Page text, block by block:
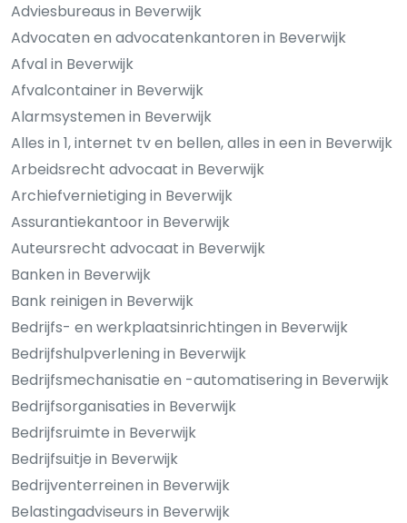
Adviesbureaus in Beverwijk
Advocaten en advocatenkantoren in Beverwijk
Afval in Beverwijk
Afvalcontainer in Beverwijk
Alarmsystemen in Beverwijk
Alles in 1, internet tv en bellen, alles in een in Beverwijk
Arbeidsrecht advocaat in Beverwijk
Archiefvernietiging in Beverwijk
Assurantiekantoor in Beverwijk
Auteursrecht advocaat in Beverwijk
Banken in Beverwijk
Bank reinigen in Beverwijk
Bedrijfs- en werkplaatsinrichtingen in Beverwijk
Bedrijfshulpverlening in Beverwijk
Bedrijfsmechanisatie en -automatisering in Beverwijk
Bedrijfsorganisaties in Beverwijk
Bedrijfsruimte in Beverwijk
Bedrijfsuitje in Beverwijk
Bedrijventerreinen in Beverwijk
Belastingadviseurs in Beverwijk